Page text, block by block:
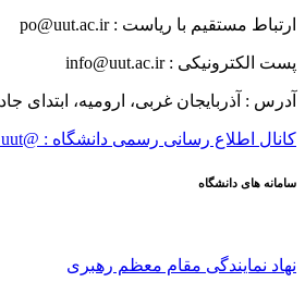
ارتباط مستقیم با ریاست : po@uut.ac.ir
پست الکترونیکی : info@uut.ac.ir
آدرس : آذربایجان غربی، ارومیه، ابتدای جاده
کانال اطلاع رسانی رسمی دانشگاه : @daneshgah_uut
سامانه های دانشگاه
نهاد نمایندگی مقام معظم رهبری